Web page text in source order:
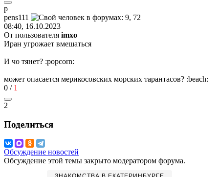
p
pens111
08:40, 16.10.2023
От пользователя imxo
Иран угрожает вмешаться
И чо тянет? :popcorn:
может опасается мерикосовских морских тарантасов? :beach:
0 / 1
2
Поделиться
Обсуждение новостей
Обсуждение этой темы закрыто модератором форума.